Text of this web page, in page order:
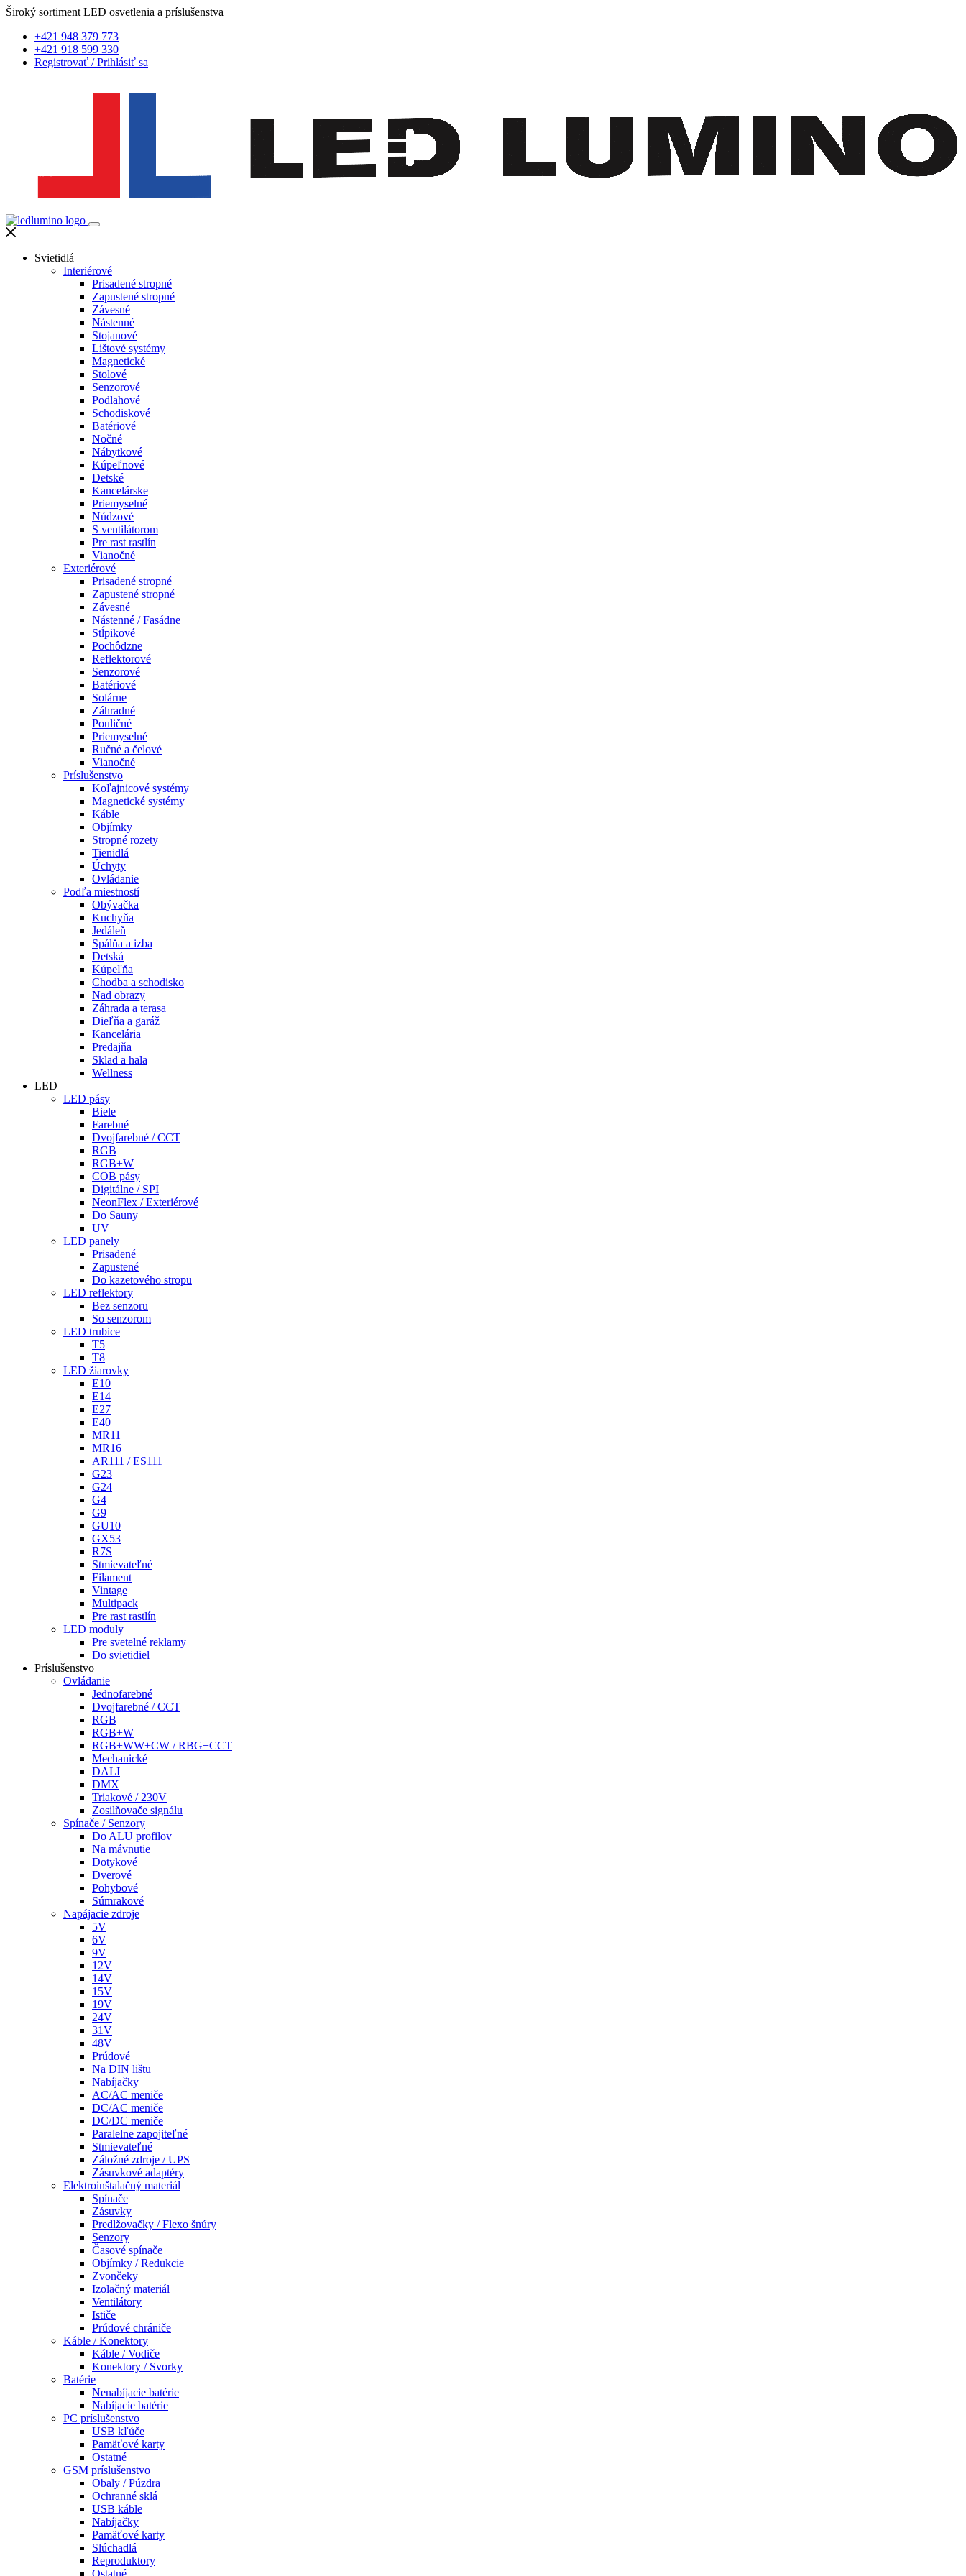
Široký sortiment LED osvetlenia a príslušenstva
+421 948 379 773
+421 918 599 330
Registrovať /Prihlásiť sa
Svietidlá
Interiérové
Prisadené stropné
Zapustené stropné
Závesné
Nástenné
Stojanové
Lištové systémy
Magnetické
Stolové
Senzorové
Podlahové
Schodiskové
Batériové
Nočné
Nábytkové
Kúpeľnové
Detské
Kancelárske
Priemyselné
Núdzové
S ventilátorom
Pre rast rastlín
Vianočné
Exteriérové
Prisadené stropné
Zapustené stropné
Závesné
Nástenné / Fasádne
Stĺpikové
Pochôdzne
Reflektorové
Senzorové
Batériové
Solárne
Záhradné
Pouličné
Priemyselné
Ručné a čelové
Vianočné
Príslušenstvo
Koľajnicové systémy
Magnetické systémy
Káble
Objímky
Stropné rozety
Tienidlá
Úchyty
Ovládanie
Podľa miestností
Obývačka
Kuchyňa
Jedáleň
Spálňa a izba
Detská
Kúpeľňa
Chodba a schodisko
Nad obrazy
Záhrada a terasa
Dieľňa a garáž
Kancelária
Predajňa
Sklad a hala
Wellness
LED
LED pásy
Biele
Farebné
Dvojfarebné / CCT
RGB
RGB+W
COB pásy
Digitálne / SPI
NeonFlex / Exteriérové
Do Sauny
UV
LED panely
Prisadené
Zapustené
Do kazetového stropu
LED reflektory
Bez senzoru
So senzorom
LED trubice
T5
T8
LED žiarovky
E10
E14
E27
E40
MR11
MR16
AR111 / ES111
G23
G24
G4
G9
GU10
GX53
R7S
Stmievateľné
Filament
Vintage
Multipack
Pre rast rastlín
LED moduly
Pre svetelné reklamy
Do svietidiel
Príslušenstvo
Ovládanie
Jednofarebné
Dvojfarebné / CCT
RGB
RGB+W
RGB+WW+CW / RBG+CCT
Mechanické
DALI
DMX
Triakové / 230V
Zosilňovače signálu
Spínače / Senzory
Do ALU profilov
Na mávnutie
Dotykové
Dverové
Pohybové
Súmrakové
Napájacie zdroje
5V
6V
9V
12V
14V
15V
19V
24V
31V
48V
Prúdové
Na DIN lištu
Nabíjačky
AC/AC meniče
DC/AC meniče
DC/DC meniče
Paralelne zapojiteľné
Stmievateľné
Záložné zdroje / UPS
Zásuvkové adaptéry
Elektroinštalačný materiál
Spínače
Zásuvky
Predlžovačky / Flexo šnúry
Senzory
Časové spínače
Objímky / Redukcie
Zvončeky
Izolačný materiál
Ventilátory
Ističe
Prúdové chrániče
Káble / Konektory
Káble / Vodiče
Konektory / Svorky
Batérie
Nenabíjacie batérie
Nabíjacie batérie
PC príslušenstvo
USB kľúče
Pamäťové karty
Ostatné
GSM príslušenstvo
Obaly / Púzdra
Ochranné sklá
USB káble
Nabíjačky
Pamäťové karty
Slúchadlá
Reproduktory
Ostatné